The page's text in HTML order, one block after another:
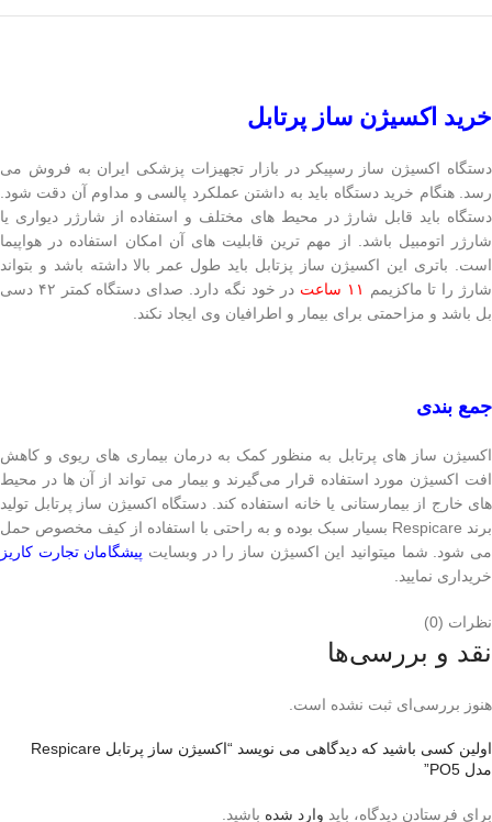
خرید اکسیژن ساز پرتابل
دستگاه اکسیژن ساز رسپیکر در بازار تجهیزات پزشکی ایران به فروش می
رسد. هنگام خرید دستگاه باید به داشتن عملکرد پالسی و مداوم آن دقت شود.
دستگاه باید قابل شارژ در محیط های مختلف و استفاده از شارژر دیواری یا
شارژر اتومبیل باشد. از مهم ترین قابلیت های آن امکان استفاده در هواپیما
است. باتری این اکسیژن ساز پزتابل باید طول عمر بالا داشته باشد و بتواند
شارژ را تا ماکزیمم
۱۱ ساعت
در خود نگه دارد. صدای دستگاه کمتر ۴۲ دسی
بل باشد و مزاحمتی برای بیمار و اطرافیان وی ایجاد نکند.
جمع بندی
اکسیژن ساز های پرتابل به منظور کمک به درمان بیماری های ریوی و کاهش
افت اکسیژن مورد استفاده قرار می‌گیرند و بیمار می تواند از آن ها در محیط
های خارج از بیمارستانی یا خانه استفاده کند. دستگاه اکسیژن ساز پرتابل تولید
برند Respicare بسیار سبک بوده و به راحتی با استفاده از کیف مخصوص حمل
می شود. شما میتوانید این اکسیژن ساز را در وبسایت پیشگامان تجارت کاریز
خریداری نمایید.
نظرات (0)
نقد و بررسی‌ها
هنوز بررسی‌ای ثبت نشده است.
اولین کسی باشید که دیدگاهی می نویسد “اکسیژن ساز پرتابل Respicare
مدل PO5”
برای فرستادن دیدگاه، باید وارد شده باشید.